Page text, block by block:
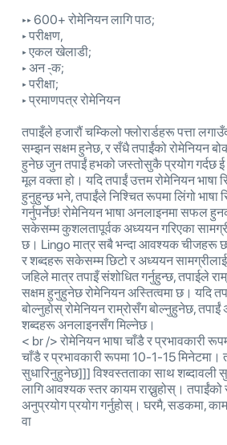
‣‣ 600+ रोमेनियन लागि पाठ;
‣ परीक्षण,
‣ एकल खेलाडी;
‣ अन -्क;
‣ परीक्षा;
‣ प्रमाणपत्र रोमेनियन
तपाइँले हजारौं चम्किलो फ्लोरार्डहरू पत्ता
सम्झन सक्षम हुनेछ, र सँधै तपाईंको रोमेनियन
हुनेछ जुन तपाईं हभको जस्तोसुकै प्रयोग गर्दछ ई
मूल वक्ता हो। यदि तपाईं उत्तम रोमेनियन भाषा
हुनुहुन्छ भने, तपाईंले निश्चित रूपमा लिंगो
गर्नुपर्नेछ! रोमेनियन भाषा अनलाइनमा सफल
सकेसम्म कुशलतापूर्वक अध्ययन गरिएका
छ। Lingo मात्र सबै भन्दा आवश्यक चीजहरू
र शब्दहरू सकेसम्म छिटो र अध्ययन
जहिले मात्र तपाइँ संशोधित गर्नुहुन्छ, तपाईले
सक्षम हुनुहुनेछ रोमेनियन अस्तित्वमा छ। यदि
बोल्नुहोस् रोमेनियन राम्रोसँग बोल्नुहुनेछ,
शब्दहरू अनलाइनसँग मिल्नेछ।
< br /> रोमेनियन भाषा चाँडै र प्रभावकारी
चाँडै र प्रभावकारी रूपमा 10-1-15 मिनेटमा।
सुधारिनुहुनेछ]]] विश्वस्तताका साथ शब्दावली
लागि आवश्यक स्तर कायम राख्नुहोस्। तपाईंको
अनुप्रयोग प्रयोग गर्नुहोस्। घरमै, सडकमा,
वा